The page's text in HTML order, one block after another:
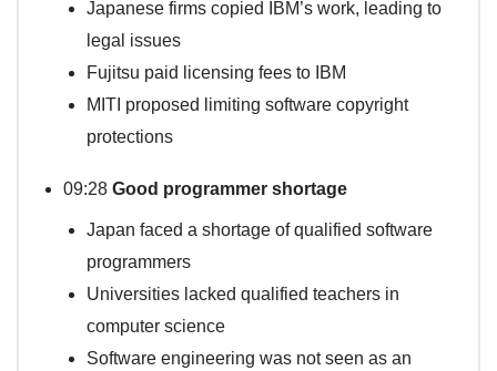
Japanese firms copied IBM’s work, leading to
legal issues
Fujitsu paid licensing fees to IBM
MITI proposed limiting software copyright
protections
09:28 Good programmer shortage
Japan faced a shortage of qualified software
programmers
Universities lacked qualified teachers in
computer science
Software engineering was not seen as an